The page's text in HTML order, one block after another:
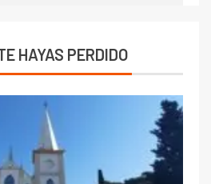
HAYAS PERDIDO